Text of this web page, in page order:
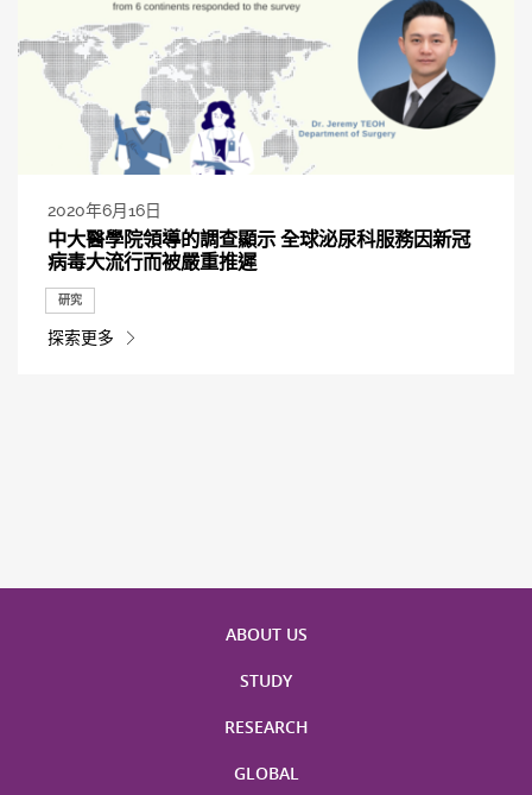
2020年6月16日
中大醫學院領導的調查顯示 全球泌尿科服務因新冠
病毒大流行而被嚴重推遲
研究
探索更多
ABOUT US
STUDY
RESEARCH
GLOBAL